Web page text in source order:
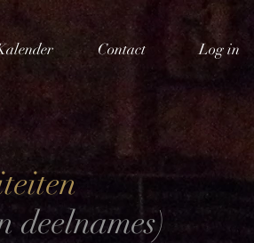
Contact Log in
deelnames)